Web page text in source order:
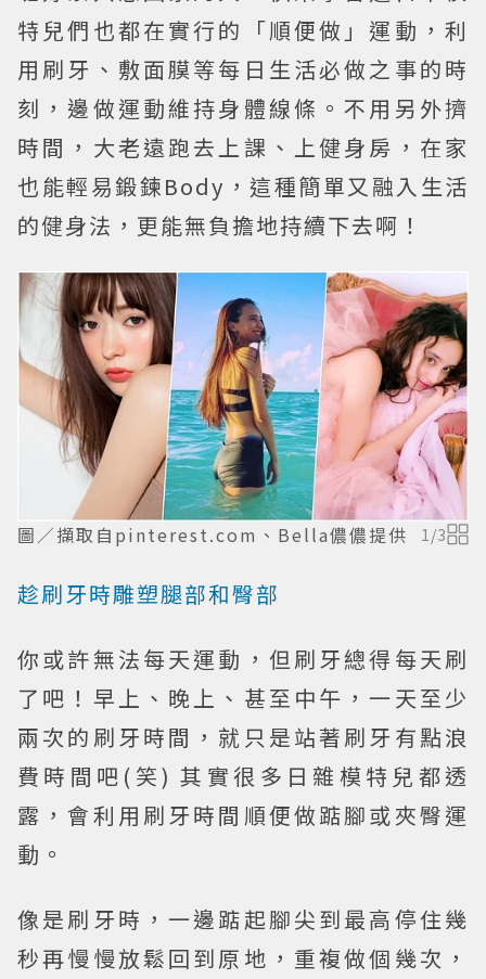
特兒們也都在實行的「順便做」運動，利
用刷牙、敷面膜等每日生活必做之事的時
刻，邊做運動維持身體線條。不用另外擠
時間，大老遠跑去上課、上健身房，在家
也能輕易鍛鍊Body，這種簡單又融入生活
的健身法，更能無負擔地持續下去啊！
圖／擷取自pinterest.com、Bella儂儂提供 1 /3
趁刷牙時雕塑腿部和臀部
你或許無法每天運動，但刷牙總得每天刷
了吧！早上、晚上、甚至中午，一天至少
兩次的刷牙時間，就只是站著刷牙有點浪
費時間吧(笑) 其實很多日雜模特兒都透
露，會利用刷牙時間順便做踮腳或夾臀運
動。
像是刷牙時，一邊踮起腳尖到最高停住幾
秒再慢慢放鬆回到原地，重複做個幾次，